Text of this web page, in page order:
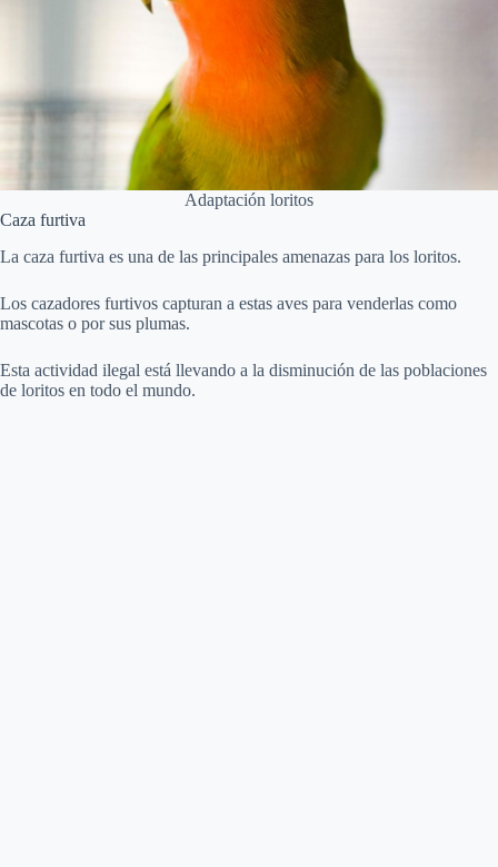
Adaptación loritos
Caza furtiva
La caza furtiva es una de las principales amenazas para los loritos.
Los cazadores furtivos capturan a estas aves para venderlas como
mascotas o por sus plumas.
Esta actividad ilegal está llevando a la disminución de las poblaciones
de loritos en todo el mundo.